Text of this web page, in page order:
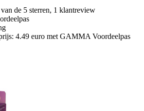
de 5 sterren, 1 klantreview
4.49 euro met GAMMA Voordeelpas